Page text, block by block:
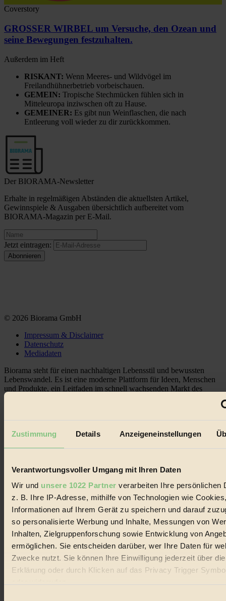
Zustimmung Details Anzeigeneinstellungen
Verantwortungsvoller Umgang mit Ihren Daten
Wir und unsere 1022 Partner verarbeiten Ihre persönlichen
z. B. Ihre IP-Adresse, mithilfe von Technologien wie
Informationen auf Ihrem Gerät zu speichern und darauf
so personalisierte Werbung und Inhalte, Messungen von
Inhalten, Zielgruppenforschung sowie Entwicklung von
ermöglichen. Sie entscheiden darüber, wer Ihre Daten für
Zwecke nutzt. Sie können Ihre Einwilligung jederzeit über
Erklärung oder durch Klicken auf das Privacy Trigger
Coverstory
GROSSER WIRBEL um Versuche, den Ozean und
seine Bewegungen festzuhalten.
Außerdem im Heft
RISKANT: Wenn Meeres- und Wildvögel im
Freilandhühnerbetrieb vorbeischauen.
GEMEIN: Tropische Stechmücken fühlen sich in
Mitteleuropa inziwschen oft zu Hause.
GEMEINER: Es gibt nun Weinflaschen, die nach
Entleerung voll wieder zu dir zurückkommen.
Der BIORAMA-Newsletter
Erhalte in regelmäßigen Abständen die aktuellsten Artikel,
Gewinnspiele & Ausgaben übersichtlich aufbereitet vom
BIORAMA-Magazin per E-Mail.
Jetzt eintragen:
© 2026 Biorama GmbH
Impressum & Disclaimer
Datenschutz
Mediadaten
Biorama steht für einen nachhaltigen Lebensstil und bewussten
Lebenswandel. Es ist eine moderne Plattform für Ideen, Menschen
und Produkte, ein Leitfaden im schnell wachsenden Markt des
Handels mit Bioprodukten, des Fair-Trade sowie der Branche
22.601 Fans auf Facebook
Folge uns auf Instagram
Bio
Nachhaltigkeit
Vegan
#